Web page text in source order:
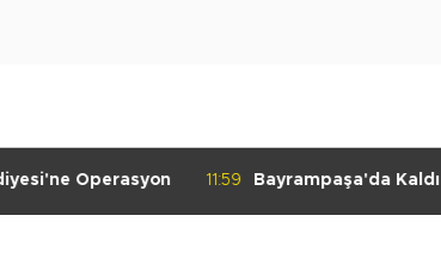
Operasyon 11:59
Bayrampaşa'da